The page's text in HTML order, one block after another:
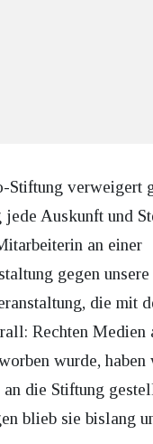
Stiftung verweigert
Auskunft und
an einer
gegen
die mit
Rechten Medien
wurde, haben
die Stiftung
blieb sie bislang